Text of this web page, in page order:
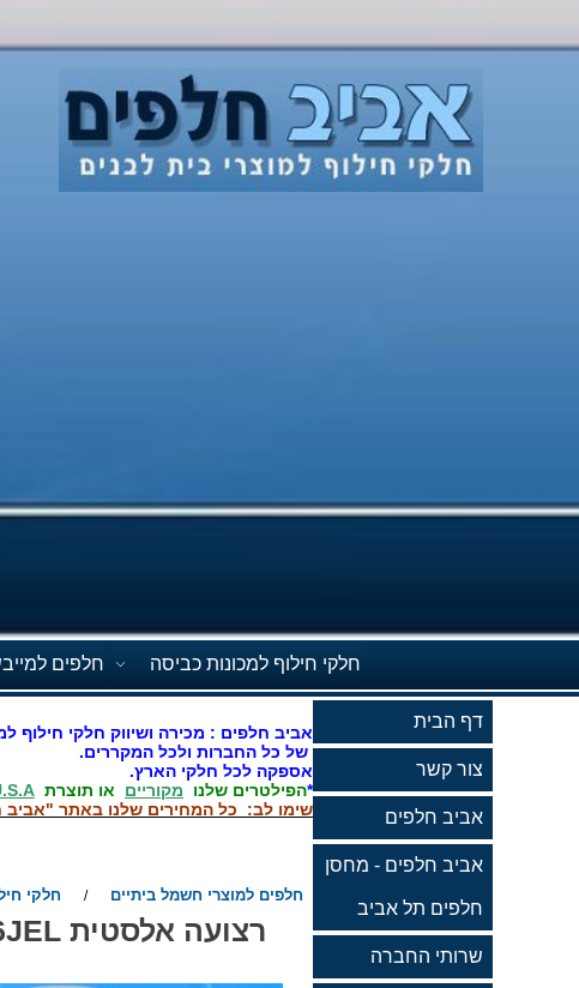
חלקי חילוף למכונות כביסה חלפים
דף הבית
צור קשר
אביב חלפים
אביב חלפים - מחסן
חלפים תל אביב
שרותי החברה
אביב חלפים : מכירה ושיווק חלקי חילוף
של כל החברות ולכל המקררים.
אספקה לכל חלקי הארץ.
*הפילטרים שלנו מקוריים או תוצרת
שימו לב: כל המחירים שלנו באתר "אביב
חלפים למוצרי חשמל ביתיים / חלקי